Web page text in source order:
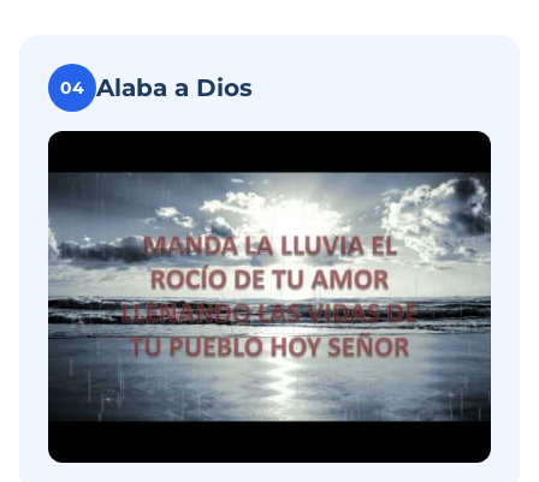
04 Alaba a Dios